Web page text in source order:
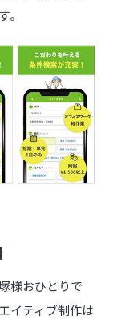
様おひとりで
イティブ制作は